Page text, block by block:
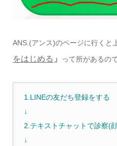
ANS.(アンス)のページに行くと
をはじめる 」 って所があるの
1.LINEの友だち登録をする
↓
2.テキストチャットで診察(
↓